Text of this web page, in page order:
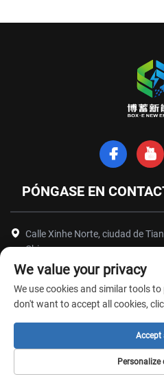
PÓNGASE EN
Calle Xinhe Norte, ciudad de
China
+86-18949493005
[email protected]
Derechos de autor © Anhui Box-E New
We value your privacy
We use cookies and similar tools
don't want to accept all cookies,
Personalize
Accept